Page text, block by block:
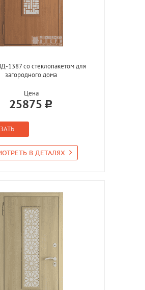
1387 со стеклопакетом для
загородного дома
Цена
25875
В ДЕТАЛЯХ